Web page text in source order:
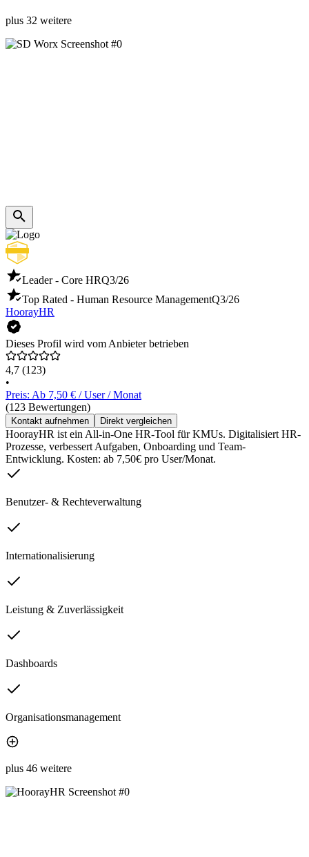
plus 32 weitere
Leader - Core HRQ3/26
Top Rated - Human Resource ManagementQ3/26
HoorayHR
Dieses Profil wird vom Anbieter betrieben
4,7 (123)
•
Preis: Ab 7,50 € / User / Monat
(123 Bewertungen)
Kontakt aufnehmen Direkt vergleichen
HoorayHR ist ein All-in-One HR-Tool für KMUs. Digitalisiert HR-
Prozesse, verbessert Aufgaben, Onboarding und Team-
Entwicklung. Kosten: ab 7,50€ pro User/Monat.
Benutzer- & Rechteverwaltung
Internationalisierung
Leistung & Zuverlässigkeit
Dashboards
Organisationsmanagement
plus 46 weitere